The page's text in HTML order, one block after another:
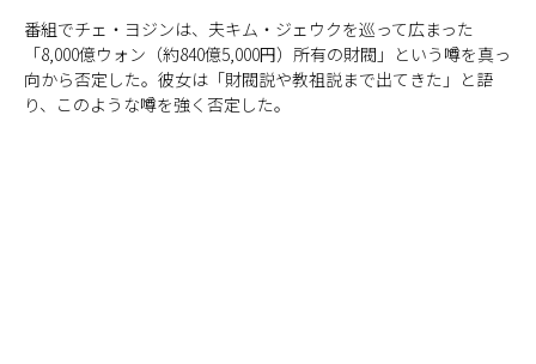
番組でチェ・ヨジンは、夫キム・ジェウクを巡って広まった
「8,000億ウォン（約840億5,000円）所有の財閥」という噂を真っ
向から否定した。彼女は「財閥説や教祖説まで出てきた」と語
り、このような噂を強く否定した。